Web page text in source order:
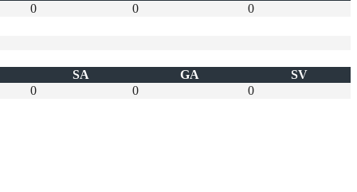
0 0 0
SA GA
SV
0 0 0